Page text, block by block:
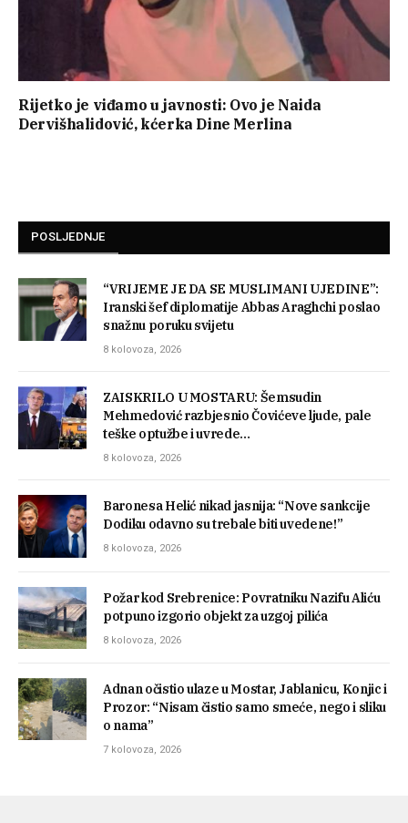
Rijetko je viđamo u javnosti: Ovo je Naida
Dervišhalidović, kćerka Dine Merlina
POSLJEDNJE
“VRIJEME JE DA SE MUSLIMANI UJEDINE”:
Iranski šef diplomatije Abbas Araghchi poslao
snažnu poruku svijetu
8 kolovoza, 2026
ZAISKRILO U MOSTARU: Šemsudin
Mehmedović razbjesnio Čovićeve ljude, pale
teške optužbe i uvrede…
8 kolovoza, 2026
Baronesa Helić nikad jasnija: “Nove sankcije
Dodiku odavno su trebale biti uvedene!”
8 kolovoza, 2026
Požar kod Srebrenice: Povratniku Nazifu Aliću
potpuno izgorio objekt za uzgoj pilića
8 kolovoza, 2026
Adnan očistio ulaze u Mostar, Jablanicu, Konjic i
Prozor: “Nisam čistio samo smeće, nego i sliku
o nama”
7 kolovoza, 2026